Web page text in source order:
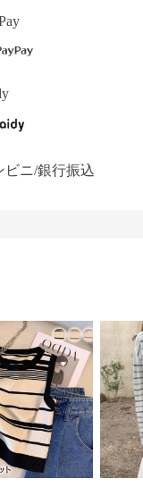
ビニ/銀行振込